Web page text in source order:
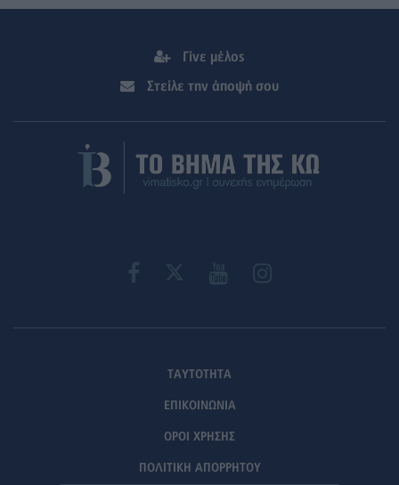
Γίνε μέλος
Στείλε την άποψή σου
ΤΑΥΤΟΤΗΤΑ
ΕΠΙΚΟΙΝΩΝΙΑ
ΟΡΟΙ ΧΡΗΣΗΣ
ΠΟΛΙΤΙΚΗ ΑΠΟΡΡΗΤΟΥ